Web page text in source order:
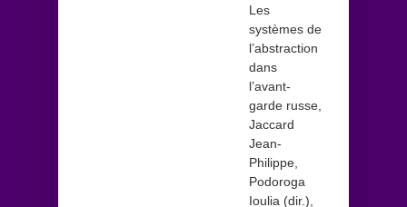
Les
systèmes de
l’abstraction
dans
l’avant-
garde russe,
Jaccard
Jean-
Philippe,
Podoroga
Ioulia (dir.),